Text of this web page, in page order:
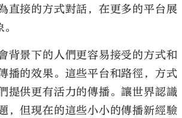
直接的方式對話，在更多的平台展
背景下的人們更容易接受的方式和
播的效果。這些平台和路徑，方式
提供更有活力的傳播。讓世界認識
，但現在的這些小小的傳播新經驗